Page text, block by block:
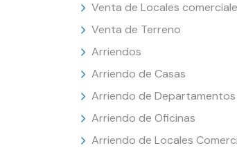
Venta de Locales
Venta de Terreno
Arriendos
Arriendo de Casas
Arriendo de Departamentos
Arriendo de Oficinas
Arriendo de Locales